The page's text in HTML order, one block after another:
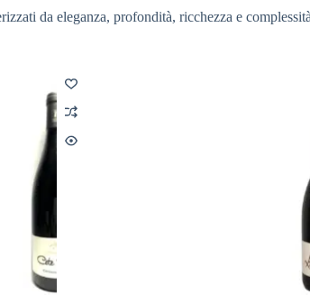
da eleganza, profondità, ricchezza e